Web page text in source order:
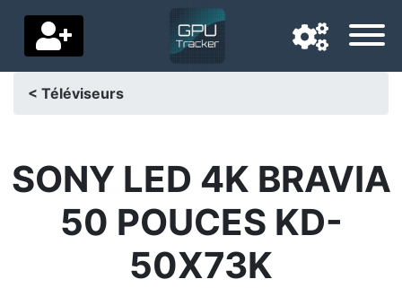
Pays de livraison
Accueil
< Téléviseurs
SONY LED 4K BRAVIA
50 POUCES KD-
50X73K